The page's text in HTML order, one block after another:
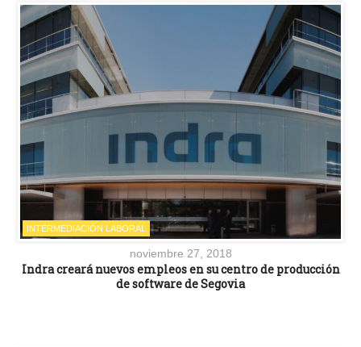
INTERMEDIACIÓN LABORAL
noviembre 27, 2018
Indra creará nuevos empleos en su centro de producción
de software de Segovia